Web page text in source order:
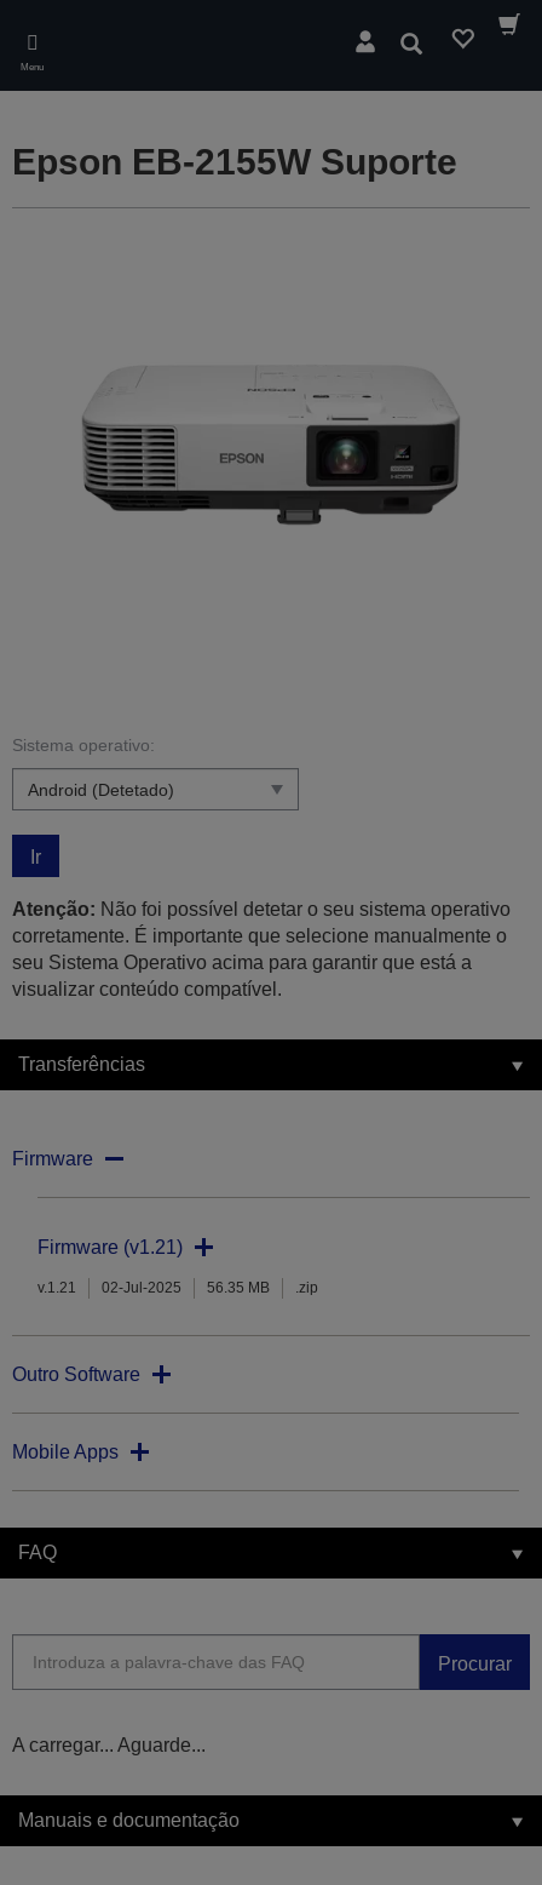
main
content
Menu
Pesquisar
Epson EB-2155W Suporte
Sistema operativo:
Ir
Atenção: Não foi possível detetar o seu sistema operativo
corretamente. É importante que selecione manualmente o
seu Sistema Operativo acima para garantir que está a
visualizar conteúdo compatível.
Transferências
Firmware
Firmware (v1.21)
v.1.21 02-Jul-2025 56.35 MB .zip
Outro Software
Mobile Apps
FAQ
Procurar
A carregar... Aguarde...
Manuais e documentação